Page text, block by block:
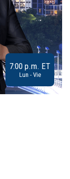
7:00 p.m. ET
Lun - Vie